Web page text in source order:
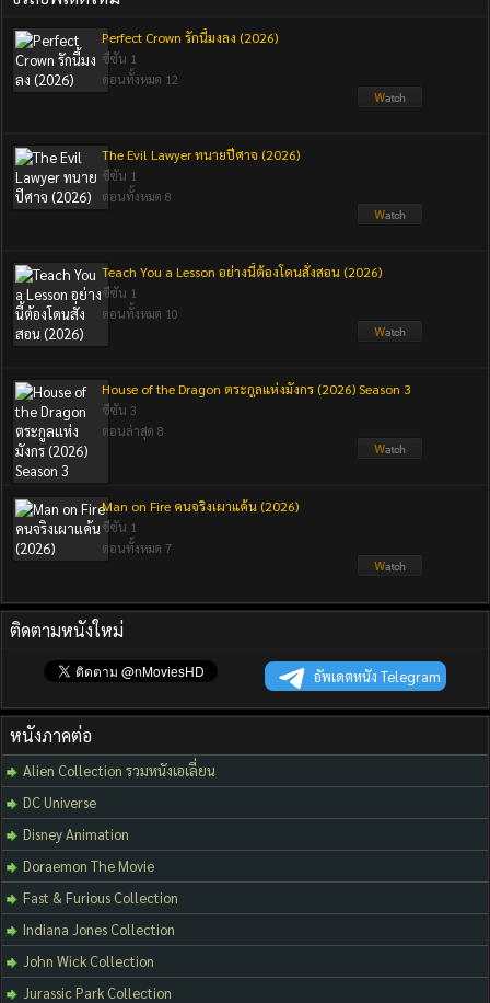
Perfect Crown รักนี้มงลง (2026)
ซีซัน 1
ตอนทั้งหมด 12
The Evil Lawyer ทนายปีศาจ (2026)
ซีซัน 1
ตอนทั้งหมด 8
Teach You a Lesson อย่างนี้ต้องโดนสั่งสอน (2026)
ซีซัน 1
ตอนทั้งหมด 10
House of the Dragon ตระกูลแห่งมังกร (2026) Season 3
ซีซัน 3
ตอนล่าสุด 8
Man on Fire คนจริงเผาแค้น (2026)
ซีซัน 1
ตอนทั้งหมด 7
ติดตามหนังใหม่
อัพเดตหนัง Telegram
หนังภาคต่อ
Alien Collection รวมหนังเอเลี่ยน
DC Universe
Disney Animation
Doraemon The Movie
Fast & Furious Collection
Indiana Jones Collection
John Wick Collection
Jurassic Park Collection